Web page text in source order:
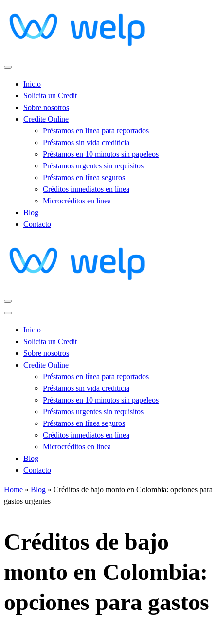
Inicio
Solicita un Credit
Sobre nosotros
Credite Online
Préstamos en línea para reportados
Préstamos sin vida crediticia
Préstamos en 10 minutos sin papeleos
Préstamos urgentes sin requisitos
Préstamos en línea seguros
Créditos inmediatos en línea
Microcréditos en linea
Blog
Contacto
Inicio
Solicita un Credit
Sobre nosotros
Credite Online
Préstamos en línea para reportados
Préstamos sin vida crediticia
Préstamos en 10 minutos sin papeleos
Préstamos urgentes sin requisitos
Préstamos en línea seguros
Créditos inmediatos en línea
Microcréditos en linea
Blog
Contacto
Home » Blog » Créditos de bajo monto en Colombia: opciones para
gastos urgentes
Créditos de bajo
monto en Colombia:
opciones para gastos